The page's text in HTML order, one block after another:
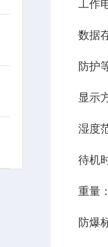
工作
数据
防护
显示
湿度
待机
重量
防爆